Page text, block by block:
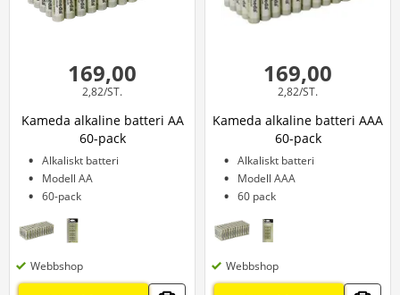
169,00
2,82/ST.
Kameda alkaline batteri AA
60-pack
Alkaliskt batteri
Modell AA
60-pack
Webbshop
169,00
2,82/ST.
Kameda alkaline batteri AAA
60-pack
Alkaliskt batteri
Modell AAA
60 pack
Webbshop